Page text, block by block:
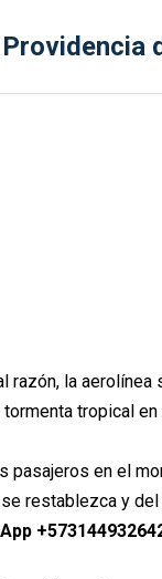
la
tropical
pasajeros en el
restablezca y